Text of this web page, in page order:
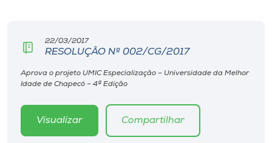
Rádio
22/03/2017
RESOLUÇÃO Nº 002/CG/2017
Aprova o projeto UMIC Especialização – Universidade da Melhor
Idade de Chapecó – 4ª Edição
Visualizar Compartilhar